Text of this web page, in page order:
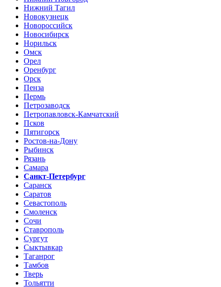
Нижний Тагил
Новокузнецк
Новороссийск
Новосибирск
Норильск
Омск
Орел
Оренбург
Орск
Пенза
Пермь
Петрозаводск
Петропавловск-Камчатский
Псков
Пятигорск
Ростов-на-Дону
Рыбинск
Рязань
Самара
Санкт-Петербург
Саранск
Саратов
Севастополь
Смоленск
Сочи
Ставрополь
Сургут
Сыктывкар
Таганрог
Тамбов
Тверь
Тольятти